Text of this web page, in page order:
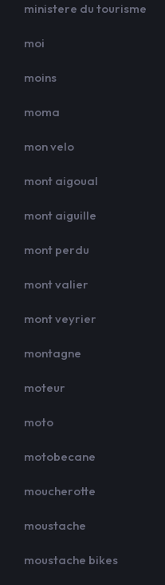
ministere du tourisme
moi
moins
moma
mon velo
mont aigoual
mont aiguille
mont perdu
mont valier
mont veyrier
montagne
moteur
moto
motobecane
moucherotte
moustache
moustache bikes